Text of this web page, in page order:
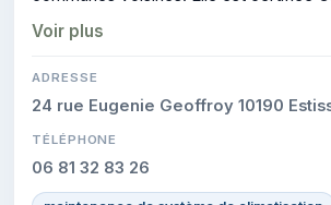
de conformité sur les interventions
Voir plus
ADRESSE
24 rue Eugenie Geoffroy 10190
TÉLÉPHONE
06 81 32 83 26